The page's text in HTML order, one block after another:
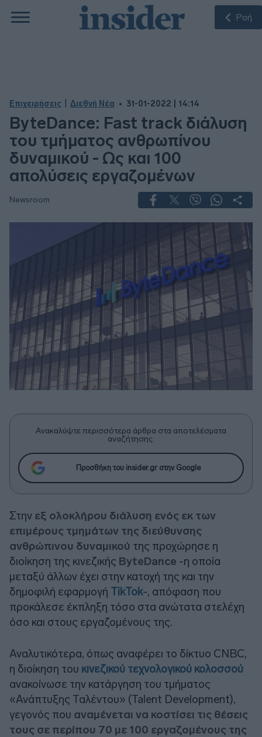
Ροή
Επιχειρήσεις Διεθνή Νέα 31-01-2022 | 14:14
ByteDance: Fast track διάλυση
του τμήματος ανθρωπίνου
δυναμικού - Ως και 100
απολύσεις εργαζομένων
Newsroom
Ανακαλύψτε περισσότερα άρθρα στα αποτελέσματα
αναζήτησης.
Προσθήκη του insider.gr στην Google
Στην εξ ολοκλήρου διάλυση ενός εκ των
επιμέρους τμημάτων της διεύθυνσης
ανθρώπινου δυναμικού της προχώρησε η
διοίκηση της κινεζικής ByteDance -η οποία
μεταξύ άλλων έχει στην κατοχή της και την
δημοφιλή εφαρμογή TikTok-, απόφαση που
προκάλεσε έκπληξη τόσο στα ανώτατα στελέχη
όσο και στους εργαζομένους της.
Αναλυτικότερα, όπως αναφέρει το δίκτυο CNBC,
η διοίκηση του κινεζικού τεχνολογικού κολοσσού
ανακοίνωσε την κατάργηση του τμήματος
«Ανάπτυξης Ταλέντου» (Talent Development),
γεγονός που αναμένεται να κοστίσει τις θέσεις
τους σε περίπου 70 με 100 εργαζομένους της